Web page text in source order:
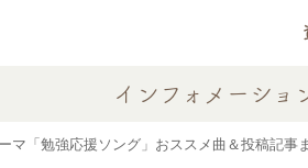
インフォメーショ
勉強応援ソング」おススメ曲＆投稿記事ま